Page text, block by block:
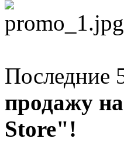
Последние
продажу
Store"!